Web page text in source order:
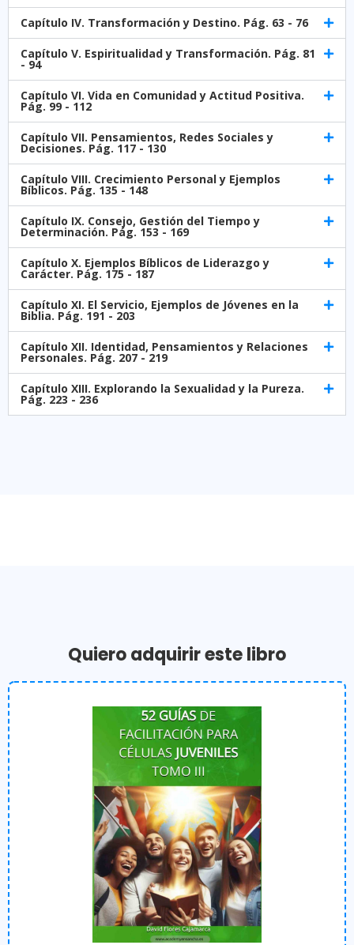
Capítulo IV. Transformación y Destino. Pág. 63 - 76
Capítulo V. Espiritualidad y Transformación. Pág. 81
- 94
Capítulo VI. Vida en Comunidad y Actitud Positiva.
Pág. 99 - 112
Capítulo VII. Pensamientos, Redes Sociales y
Decisiones. Pág. 117 - 130
Capítulo VIII. Crecimiento Personal y Ejemplos
Bíblicos. Pág. 135 - 148
Capítulo IX. Consejo, Gestión del Tiempo y
Determinación. Pág. 153 - 169
Capítulo X. Ejemplos Bíblicos de Liderazgo y
Carácter. Pág. 175 - 187
Capítulo XI. El Servicio, Ejemplos de Jóvenes en la
Biblia. Pág. 191 - 203
Capítulo XII. Identidad, Pensamientos y Relaciones
Personales. Pág. 207 - 219
Capítulo XIII. Explorando la Sexualidad y la Pureza.
Pág. 223 - 236
Quiero adquirir este libro